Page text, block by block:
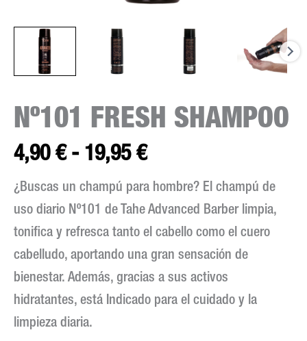
Nº101 FRESH SHAMPOO
4,90€ - 19,95€
¿Buscas un champú para hombre? El champú de
uso diario Nº101 de Tahe Advanced Barber limpia,
tonifica y refresca tanto el cabello como el cuero
cabelludo, aportando una gran sensación de
bienestar. Además, gracias a sus activos
hidratantes, está Indicado para el cuidado y la
limpieza diaria.